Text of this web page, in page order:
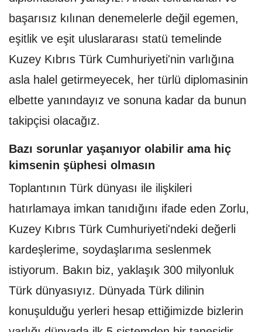
başarısız kılınan denemelerle değil egemen,
eşitlik ve eşit uluslararası statü temelinde
Kuzey Kıbrıs Türk Cumhuriyeti'nin varlığına
asla halel getirmeyecek, her türlü diplomasinin
elbette yanındayız ve sonuna kadar da bunun
takipçisi olacağız.
Bazı sorunlar yaşanıyor olabilir ama hiç
kimsenin şüphesi olmasın
Toplantının Türk dünyası ile ilişkileri
hatırlamaya imkan tanıdığını ifade eden Zorlu,
Kuzey Kıbrıs Türk Cumhuriyeti'ndeki değerli
kardeşlerime, soydaşlarıma seslenmek
istiyorum. Bakın biz, yaklaşık 300 milyonluk
Türk dünyasıyız. Dünyada Türk dilinin
konuşulduğu yerleri hesap ettiğimizde bizlerin